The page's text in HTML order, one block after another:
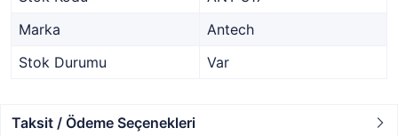
Marka
Antech
Stok Durumu
Var
Taksit / Ödeme Seçenekleri